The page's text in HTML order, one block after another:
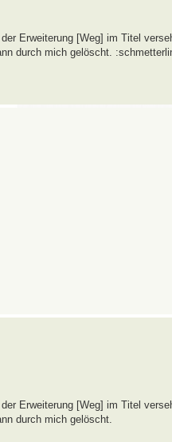
Erweiterung [Weg] im Titel
durch mich gelöscht.
Erweiterung [Weg] im Titel
durch mich gelöscht.